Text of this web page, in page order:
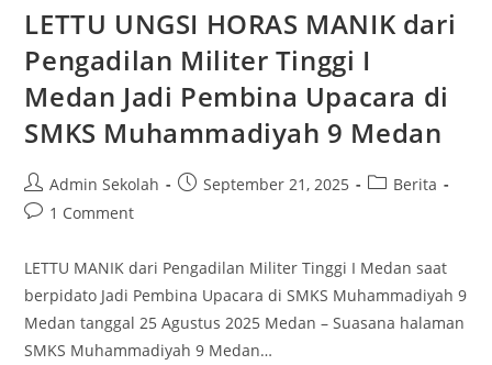
Di
SMKS
9
Medan
Sudah
Menggunakan
CBT
LETTU UNGSI HORAS MANIK dari
Pengadilan Militer Tinggi I
Medan Jadi Pembina Upacara di
SMKS Muhammadiyah 9 Medan
Post
author:
Admin Sekolah
PostSeptember 21, 2025
PostBerita
Post1 Comment
LETTU MANIK dari Pengadilan Militer Tinggi I Medan saat
berpidato Jadi Pembina Upacara di SMKS Muhammadiyah 9
Medan tanggal 25 Agustus 2025 Medan – Suasana halaman
SMKS Muhammadiyah 9 Medan…